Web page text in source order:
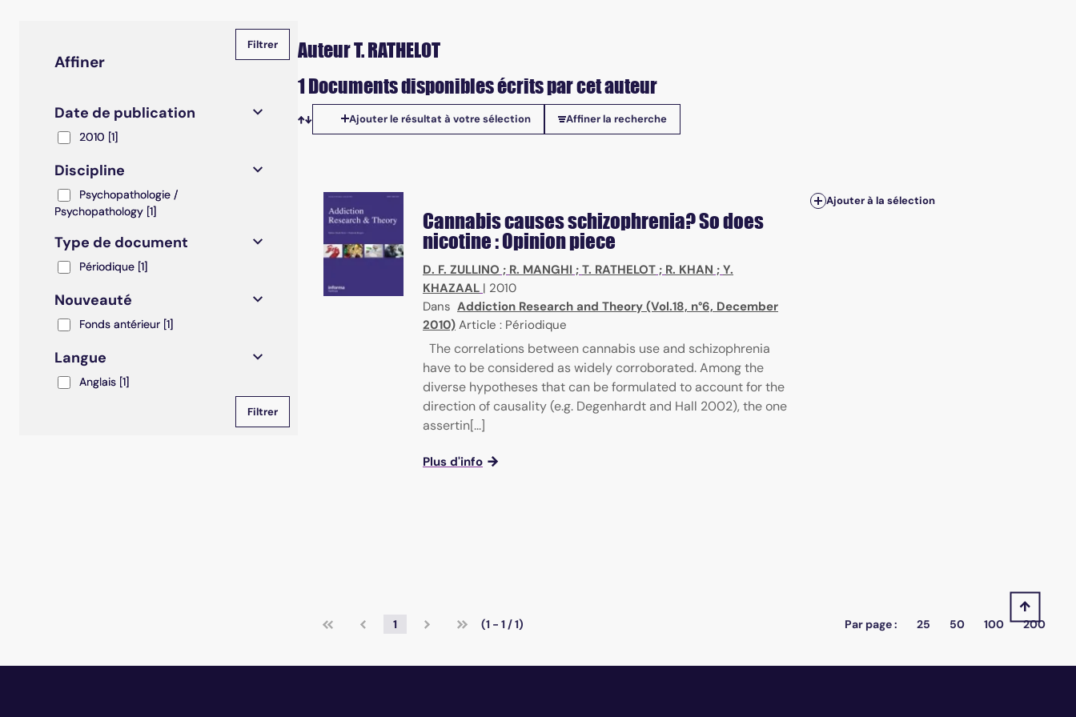
Affiner
Date de publication
20102010 [1]
Discipline
Psychopathologie / Psychopathology
Psychopathologie /
Psychopathology [1]
Type de document
Périodique
Périodique [1]
Nouveauté
Fonds antérieur
Fonds antérieur [1]
Langue
AnglaisAnglais [1]
Auteur T. RATHELOT
1 Documents disponibles écrits par cet auteur
Tris disponibles
Ajouter le résultat à votre sélection Affiner la recherche
Cannabis causes schizophrenia? So does
nicotine : Opinion piece
D. F. ZULLINO ; R. MANGHI ; T. RATHELOT ; R. KHAN ; Y.
KHAZAAL | 2010
Dans Addiction Research and Theory (Vol.18, n°6, December
2010) Article : Périodique
The correlations between cannabis use and schizophrenia
have to be considered as widely corroborated. Among the
diverse hypotheses that can be formulated to account for the
direction of causality (e.g. Degenhardt and Hall 2002), the one
assertin[...]
Plus d'info
Ajouter à la sélection
1 (1 - 1 / 1) Par page : 25 50 100 200